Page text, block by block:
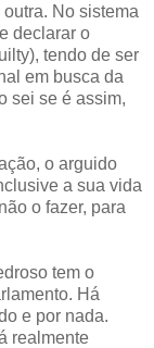
No sistema
declarar o
tendo de ser
em busca da
sei se é assim,
o arguido
a sua vida
o fazer, para
tem o
Há
e por nada.
realmente